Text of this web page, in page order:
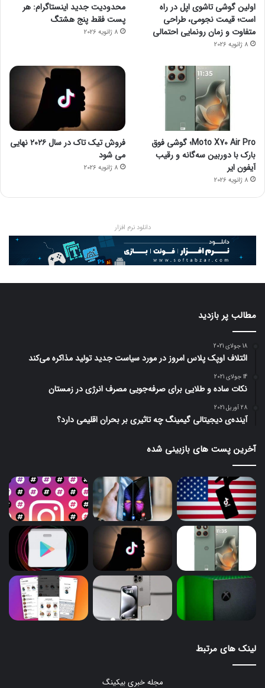
اولین گوشی تاشوی اپل در راه
است؛ قیمت نجومی، طراحی
متفاوت و زمان رونمایی احتمالی
8 ژانویه 2026
محدودیت جدید اینستاگرام: هر
پست فقط پنج هشتگ
8 ژانویه 2026
Moto X70 Air Pro؛ گوشی فوق
بارک با دوربین سه‌گانه و رقیب
آیفون ایر
8 ژانویه 2026
فروش تیک تاک در سال ۲۰۲۶ نهایی
می شود
8 ژانویه 2026
دانلود نرم افزار
مطالب پر بازدید
18 جولای 2021
ائتلاف اوپک پلاس امروز در مورد سیاست جدید تولید مذاکره می‌کند
14 جولای 2021
نکات ساده و طلایی برای صرفه‌جویی مصرف انرژی در زمستان
28 آوریل 2021
آینده‌ی دیجیتالی گیمینگ چه تاثیری بر بحران اقلیمی دارد؟
آخرین پست های بازبینی شده
لینک های مرتبط
مجله خبری بیکینگ